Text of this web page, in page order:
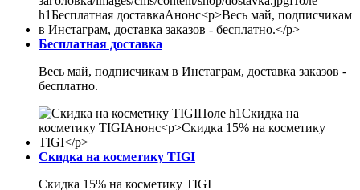
Бесплатная доставка
Весь май, подписчикам в Инстаграм, доставка заказов -
бесплатно.
Скидка на косметику TIGI
Скидка 15% на косметику TIGI